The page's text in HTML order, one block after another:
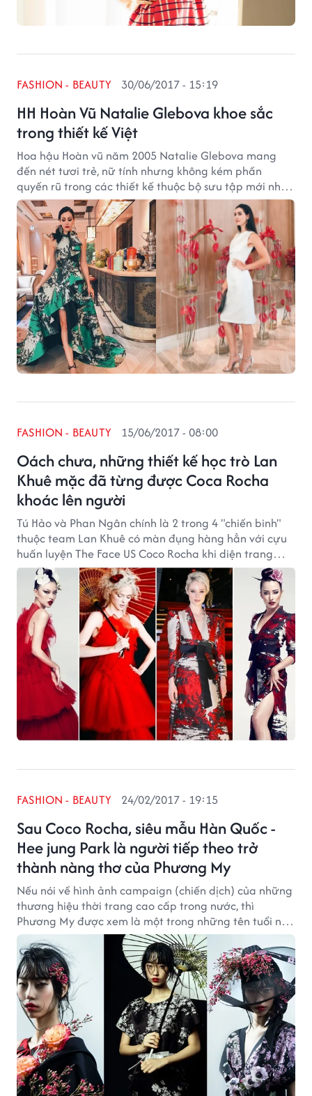
HH Hoàn Vũ Natalie Glebova khoe sắc
trong thiết kế Việt
FASHION - BEAUTY 30/06/2017 - 15:19
Hoa hậu Hoàn vũ năm 2005 Natalie Glebova mang
đến nét tươi trẻ, nữ tính nhưng không kém phần
quyến rũ trong các thiết kế thuộc bộ sưu tập mới nhất
đến từ nhà thiết kế Phương My.
Oách chưa, những thiết kế học trò Lan
Khuê mặc đã từng được Coca Rocha
khoác lên người
FASHION - BEAUTY 15/06/2017 - 08:00
Tú Hảo và Phan Ngân chính là 2 trong 4 "chiến binh"
thuộc team Lan Khuê có màn đụng hàng hẳn với cựu
huấn luyện The Face US Coco Rocha khi diện trang
phục của NTK Phương My.
Sau Coco Rocha, siêu mẫu Hàn Quốc -
Hee jung Park là người tiếp theo trở
thành nàng thơ của Phương My
FASHION - BEAUTY 24/02/2017 - 19:15
Nếu nói về hình ảnh campaign (chiến dịch) của những
thương hiệu thời trang cao cấp trong nước, thì
Phương My được xem là một trong những tên tuổi nổi
bật và ấn tượng.